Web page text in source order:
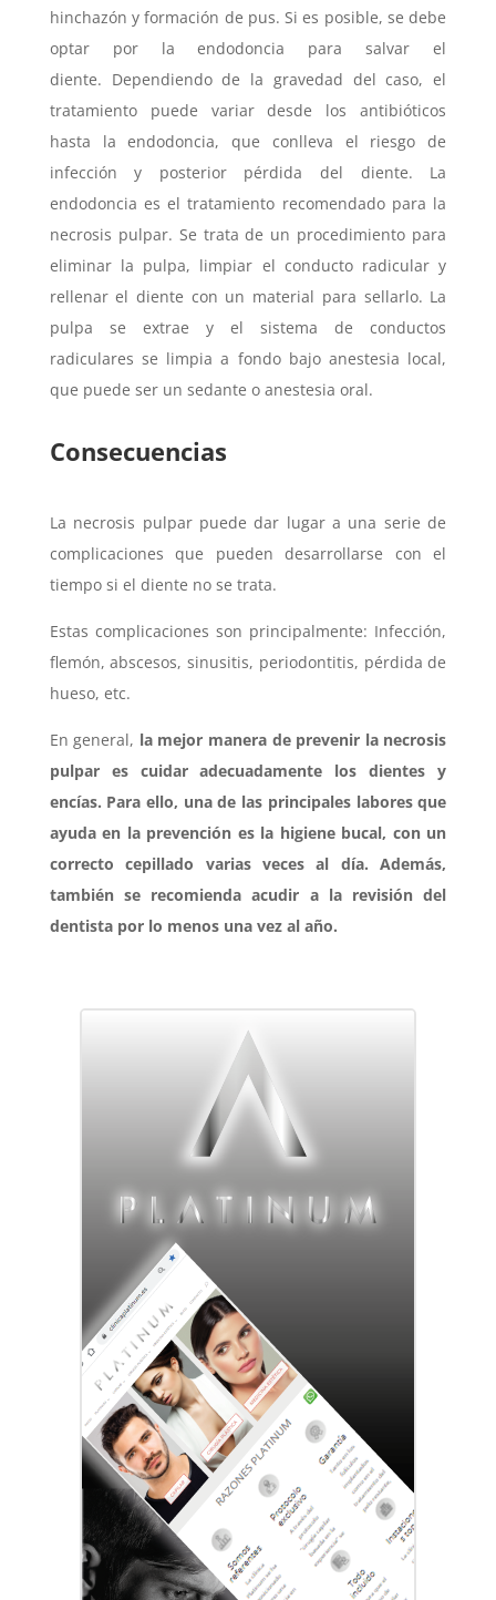
hinchazón y formación de pus. Si es posible, se debe
optar por la endodoncia para salvar el
diente. Dependiendo de la gravedad del caso, el
tratamiento puede variar desde los antibióticos
hasta la endodoncia, que conlleva el riesgo de
infección y posterior pérdida del diente. La
endodoncia es el tratamiento recomendado para la
necrosis pulpar. Se trata de un procedimiento para
eliminar la pulpa, limpiar el conducto radicular y
rellenar el diente con un material para sellarlo. La
pulpa se extrae y el sistema de conductos
radiculares se limpia a fondo bajo anestesia local,
que puede ser un sedante o anestesia oral.
Consecuencias
La necrosis pulpar puede dar lugar a una serie de
complicaciones que pueden desarrollarse con el
tiempo si el diente no se trata.
Estas complicaciones son principalmente: Infección,
flemón, abscesos, sinusitis, periodontitis, pérdida de
hueso, etc.
En general, la mejor manera de prevenir la necrosis
pulpar es cuidar adecuadamente los dientes y
encías. Para ello, una de las principales labores que
ayuda en la prevención es la higiene bucal, con un
correcto cepillado varias veces al día. Además,
también se recomienda acudir a la revisión del
dentista por lo menos una vez al año.